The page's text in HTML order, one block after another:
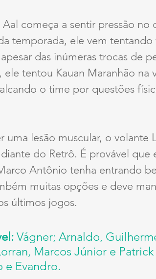
começa a sentir pressão
temporada, ele vem tentando
das inúmeras trocas de
tentou Kauan Maranhão na
o time por questões
uma lesão muscular, o volante
do Retrô. É provável que
Antônio tenha entrando
muitas opções e deve
últimos jogos.
Vágner; Arnaldo,
Marcos Júnior e
e Evandro.